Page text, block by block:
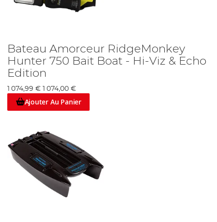
Bateau Amorceur RidgeMonkey
Hunter 750 Bait Boat - Hi-Viz & Echo
Edition
1 074,99 € 1 074,00 €
Ajouter Au Panier